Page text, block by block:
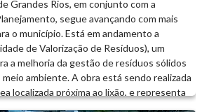
Grandes Rios, em conjunto com a
segue avançando com mais
o município. Está em andamento a
de Valorização de Resíduos), um
a melhoria da gestão de resíduos sólidos
ambiente. A obra está sendo realizada
localizada próxima ao lixão, e representa